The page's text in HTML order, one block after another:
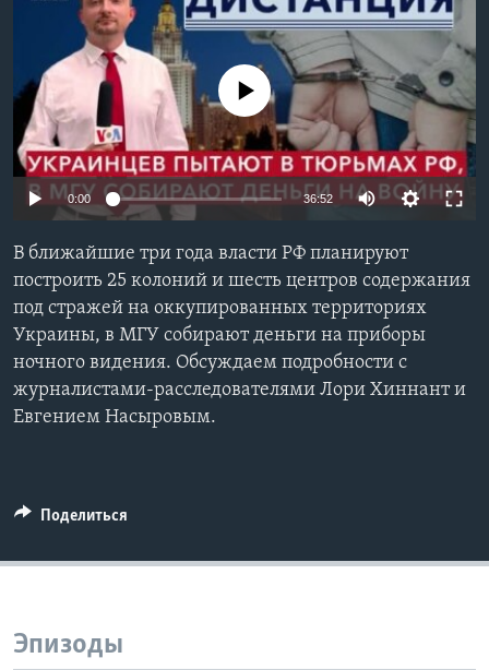
Learning English
СОЦИАЛЬНЫЕ СЕТИ
Языки
No media source currently available
0:00 36:52
В ближайшие три года власти РФ планируют
построить 25 колоний и шесть центров содержания
под стражей на оккупированных территориях
Украины, в МГУ собирают деньги на приборы
ночного видения. Обсуждаем подробности с
журналистами-расследователями Лори Хиннант и
Евгением Насыровым.
Поделиться
Эпизоды